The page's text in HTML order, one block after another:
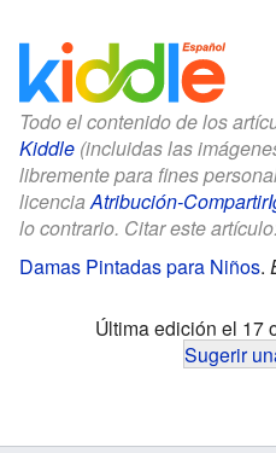
Todo el contenido de los
Kiddle (incluidas las
libremente para fines
licenciaAtribución-
lo contrario. Citar este
Damas Pintadas para Niños.
Última edición el 17
Sugerir